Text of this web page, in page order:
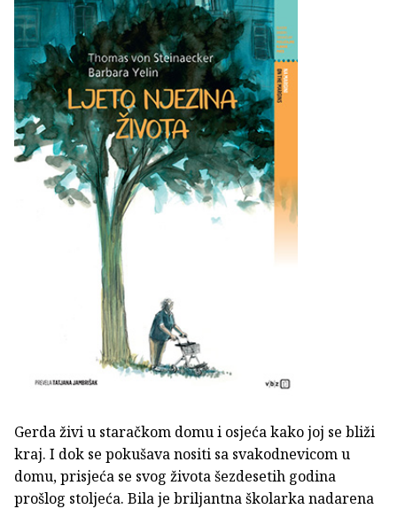
Gerda živi u staračkom domu i osjeća kako joj se bliži
kraj. I dok se pokušava nositi sa svakodnevicom u
domu, prisjeća se svog života šezdesetih godina
prošlog stoljeća. Bila je briljantna školarka nadarena